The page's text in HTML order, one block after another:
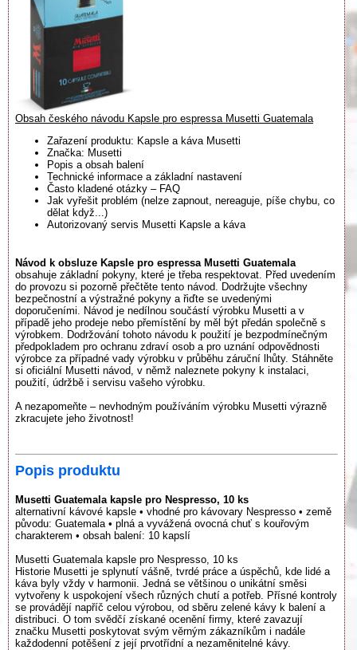
Obsah českého návodu Kapsle pro espressa Musetti Guatemala
Zařazení produktu: Kapsle a káva Musetti
Značka: Musetti
Popis a obsah balení
Technické informace a základní nastavení
Často kladené otázky – FAQ
Jak vyřešit problém (nelze zapnout, nereaguje, píše chybu, co
dělat když...)
Autorizovaný servis Musetti Kapsle a káva
Návod k obsluze Kapsle pro espressa Musetti Guatemala
obsahuje základní pokyny, které je třeba respektovat. Před uvedením
do provozu si pozorně přečtěte tento návod. Dodržujte všechny
bezpečnostní a výstražné pokyny a řiďte se uvedenými
doporučeními. Návod je nedílnou součástí výrobku Musetti a v
případě jeho prodeje nebo přemístění by měl být předán společně s
výrobkem. Dodržování tohoto návodu k použití je bezpodmínečným
předpokladem pro ochranu zdraví osob a pro uznání odpovědnosti
výrobce za případné vady výrobku v průběhu záruční lhůty. Stáhněte
si oficiální Musetti návod, v němž naleznete pokyny k instalaci,
použití, údržbě i servisu vašeho výrobku.
A nezapomeňte – nevhodným používáním výrobku Musetti výrazně
zkracujete jeho životnost!
Popis produktu
Musetti Guatemala kapsle pro Nespresso, 10 ks
alternativní kávové kapsle • vhodné pro kávovary Nespresso • země
původu: Guatemala • plná a vyvážená ovocná chuť s kouřovým
charakterem • obsah balení: 10 kapslí
Musetti Guatemala kapsle pro Nespresso, 10 ks
Historie Musetti je splynutí vášně, tvrdé práce a úspěchů, kde lidé a
káva byly vždy v harmonii. Jedná se většinou o unikátní směsi
vytvořeny k uspokojení všech různých chutí a potřeb. Přísné kontroly
se provádějí napříč celou výrobou, od sběru zelené kávy k balení a
distribuci. O tom svědčí získané ocenění firmy, které zavazují
značku Musetti poskytovat svým věrným zákazníkům i nadále
každodenní potěšení z její prvotřídní a nezaměnitelné kávy.